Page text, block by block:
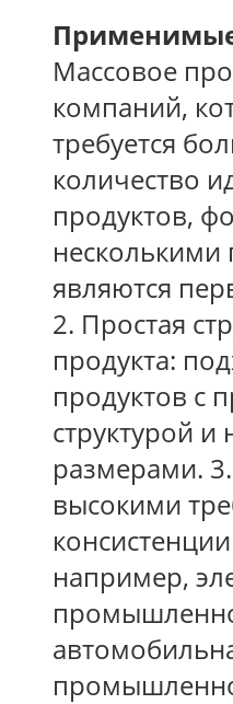
Массовое
компаний,
требуется
количество
продуктов,
несколькими
являются
2. Простая
продукта:
продуктов с
структурой
размерами.
высокими
например,